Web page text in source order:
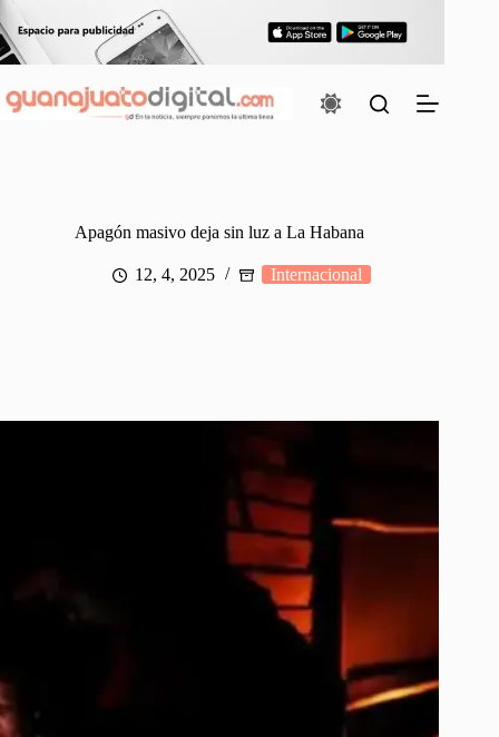
al
contenido
Apagón masivo deja sin luz a La Habana
12, 4, 2025 Internacional